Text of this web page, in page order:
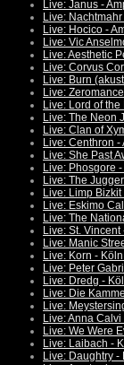
Live: Janus -
Live:
Live: Hocico -
Live: Vic
Live: Aesthetic
Live: Corvus
Live: Burn
Live:
Live: Lord of
Live: The Neon
Live: Clan of
Live: Centhron
Live: She Past
Live: Phosgore
Live: The
Live: Limp
Live: Eskimo
Live: The
Live: St.
Live: Manic
Live: Korn -
Live: Peter
Live: Dredg -
Live: Die
Live:
Live: Anna
Live: We Were
Live: Laibach -
Live: Daughtry